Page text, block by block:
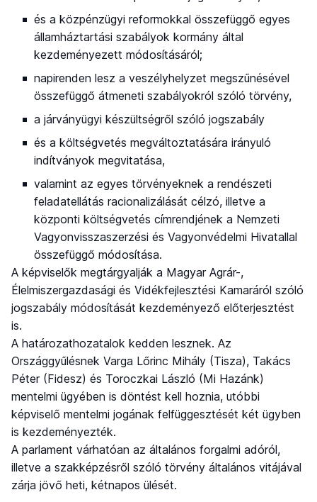
és a közpénzügyi reformokkal összefüggő egyes
államháztartási szabályok kormány által
kezdeményezett módosításáról;
napirenden lesz a veszélyhelyzet megszűnésével
összefüggő átmeneti szabályokról szóló törvény,
a járványügyi készültségről szóló jogszabály
és a költségvetés megváltoztatására irányuló
indítványok megvitatása,
valamint az egyes törvényeknek a rendészeti
feladatellátás racionalizálását célzó, illetve a
központi költségvetés címrendjének a Nemzeti
Vagyonvisszaszerzési és Vagyonvédelmi Hivatallal
összefüggő módosítása.
A képviselők megtárgyalják a Magyar Agrár-,
Élelmiszergazdasági és Vidékfejlesztési Kamaráról szóló
jogszabály módosítását kezdeményező előterjesztést
is.
A határozathozatalok kedden lesznek. Az
Országgyűlésnek Varga Lőrinc Mihály (Tisza), Takács
Péter (Fidesz) és Toroczkai László (Mi Hazánk)
mentelmi ügyében is döntést kell hoznia, utóbbi
képviselő mentelmi jogának felfüggesztését két ügyben
is kezdeményezték.
A parlament várhatóan az általános forgalmi adóról,
illetve a szakképzésről szóló törvény általános vitájával
zárja jövő heti, kétnapos ülését.